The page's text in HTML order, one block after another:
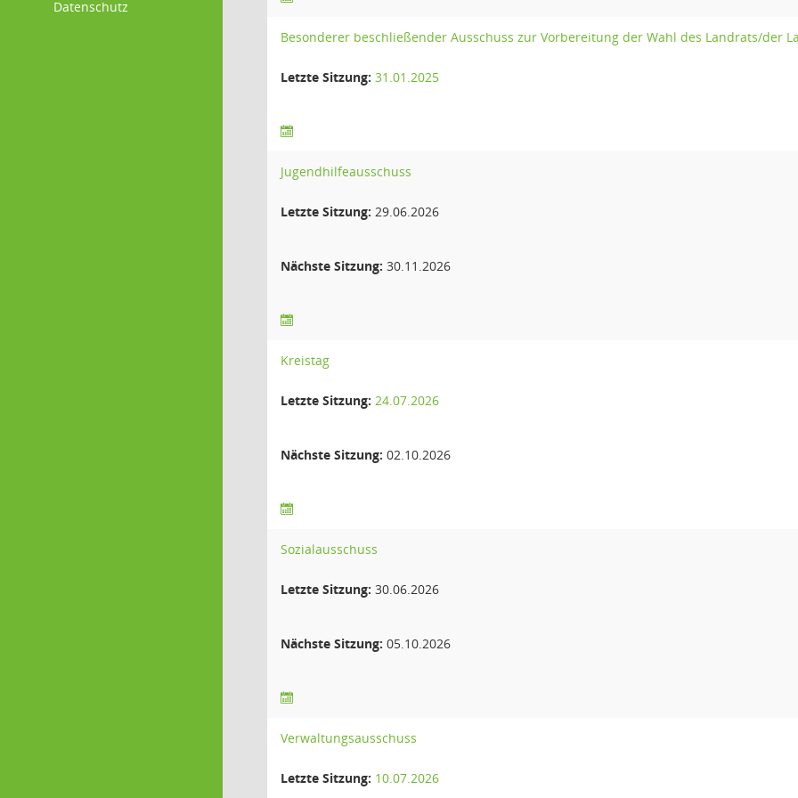
Datenschutz
Besonderer beschließender Ausschuss zur Vorbereitung der Wahl des Landrats/der
Letzte Sitzung: 31.01.2025
Jugendhilfeausschuss
Letzte Sitzung: 29.06.2026
Nächste Sitzung: 30.11.2026
Kreistag
Letzte Sitzung: 24.07.2026
Nächste Sitzung: 02.10.2026
Sozialausschuss
Letzte Sitzung: 30.06.2026
Nächste Sitzung: 05.10.2026
Verwaltungsausschuss
Letzte Sitzung: 10.07.2026